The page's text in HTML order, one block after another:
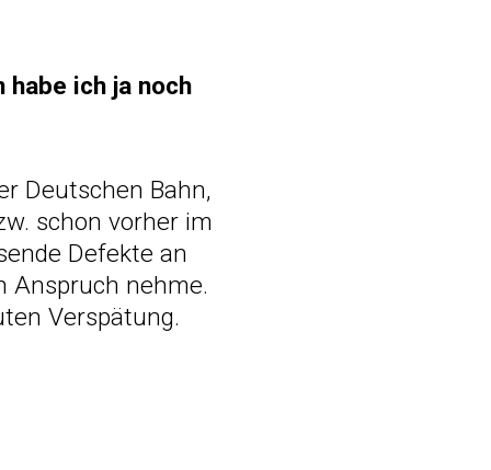
habe ich ja noch
Deutschen Bahn,
schon vorher im
Defekte an
Anspruch nehme.
Verspätung.